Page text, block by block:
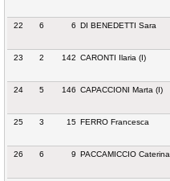
22
6 6 DI BENEDETTI Sara
23
2 142 CARONTI Ilaria (I)
24
5 146 CAPACCIONI Marta (I)
25
3 15 FERRO Francesca
26
6 9 PACCAMICCIO Caterina